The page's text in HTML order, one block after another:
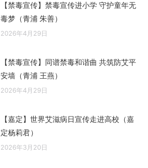
【禁毒宣传】禁毒宣传进小学 守护童年无
毒梦（青浦 朱善）
2026年4月29日
【禁毒宣传】同谱禁毒和谐曲 共筑防艾平
安墙（青浦 王燕）
2026年4月29日
【嘉定】世界艾滋病日宣传走进高校（嘉
定杨莉君）
2026年3月20日